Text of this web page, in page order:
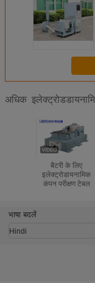
अधिक
बैटरी के लिए
इलेक्ट्रोडायनामिक
कंपन परीक्षण टेबल
भाषा बदलें
Hindi